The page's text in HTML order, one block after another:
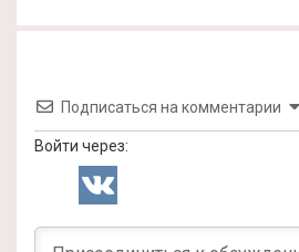
Подписаться на комментарии
Войти через: